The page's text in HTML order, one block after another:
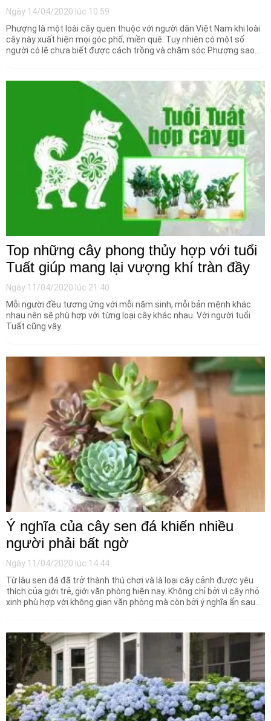
Ngày 14/04/2020 lúc 10:59
Phượng là một loài cây quen thuộc với người dân Việt Nam khi loài
cây này xuất hiện mọi góc phố, miền quê. Tuy nhiên có một số
người có lẽ chưa biết được cách trồng và chăm sóc Phượng sao
Top những cây phong thủy hợp với tuổi
Tuất giúp mang lại vượng khí tràn đầy
Ngày 11/04/2020 lúc 21:40
Mỗi người đều tương ứng với mỗi năm sinh, mỗi bản mệnh khác
nhau nên sẽ phù hợp với từng loại cây khác nhau. Với người tuổi
Tuất cũng vậy.
Ý nghĩa của cây sen đá khiến nhiều
người phải bất ngờ
Ngày 11/04/2020 lúc 14:44
Từ lâu sen đá đã trở thành thú chơi và là loại cây cảnh được yêu
thích của giới trẻ, giới văn phòng hiện nay. Không chỉ bởi vì cây nhỏ
xinh phù hợp với không gian văn phòng mà còn bởi ý nghĩa ẩn sau